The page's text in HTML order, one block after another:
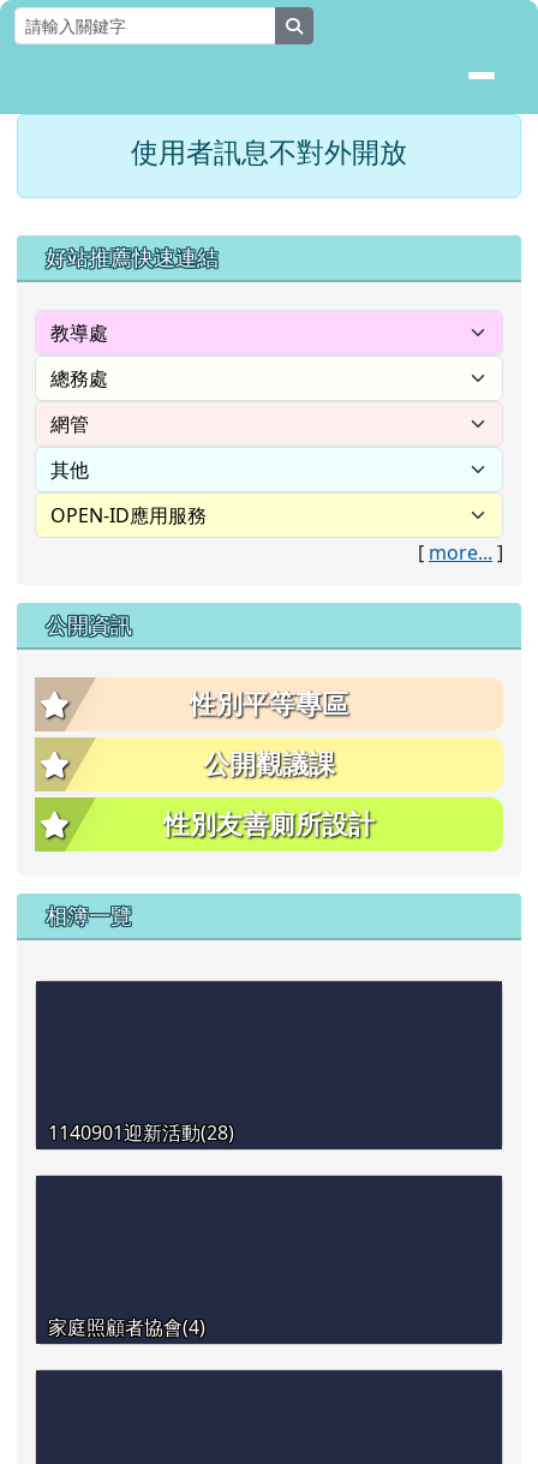
跳至主內容區
花蓮縣壽豐鄉月眉國民小學全球資
主內容區域使用者訊息不對外開放
左邊區域內容
好站推薦快速連結
[ more... ]
公開資訊
性別平等專區
公開觀議課
性別友善廁所設計
相簿一覽
1140901迎新活動(28)
家庭照顧者協會(4)
頁尾區域